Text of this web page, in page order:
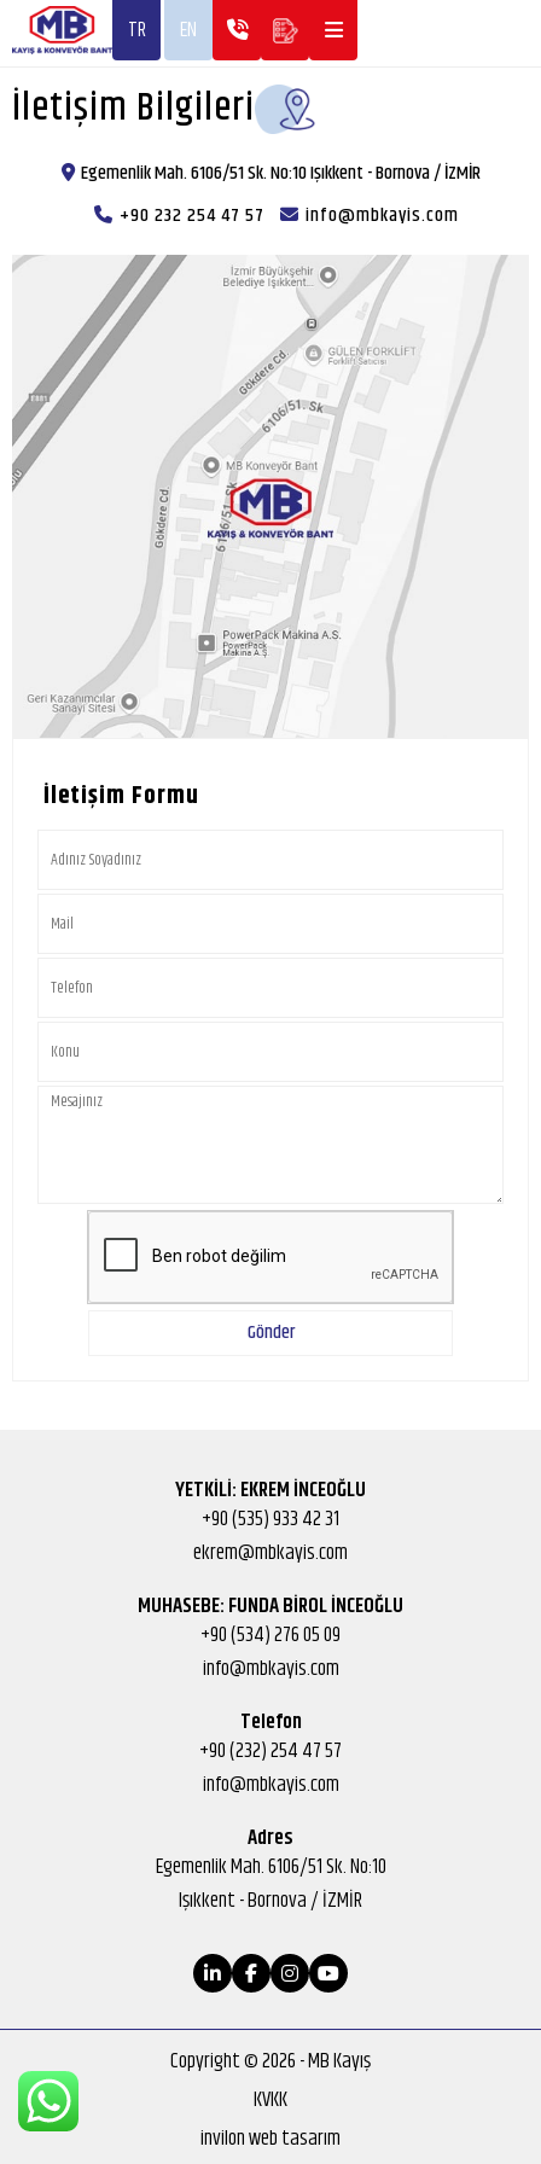
TR EN
İletişim Bilgileri
Egemenlik Mah. 6106/51 Sk. No:10 Işıkkent - Bornova / İZMİR
+90 232 254 47 57
info@mbkayis.com
İletişim Formu
Gönder
YETKİLİ: EKREM İNCEOĞLU
+90 (535) 933 42 31
ekrem@mbkayis.com
MUHASEBE: FUNDA BİROL İNCEOĞLU
+90 (534) 276 05 09
info@mbkayis.com
Telefon
+90 (232) 254 47 57
info@mbkayis.com
Adres
Egemenlik Mah. 6106/51 Sk. No:10
Işıkkent - Bornova / İZMİR
Copyright © 2026 - MB Kayış
KVKK
invilon web tasarım